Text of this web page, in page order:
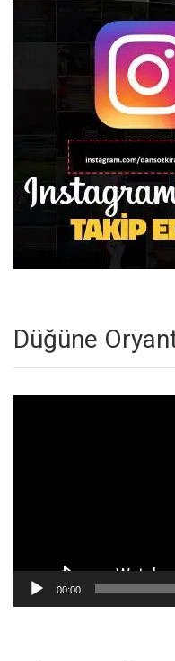
Düğüne
00:00